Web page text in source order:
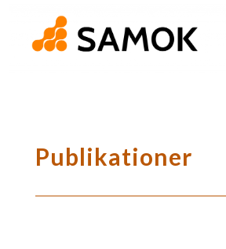
Publikationer